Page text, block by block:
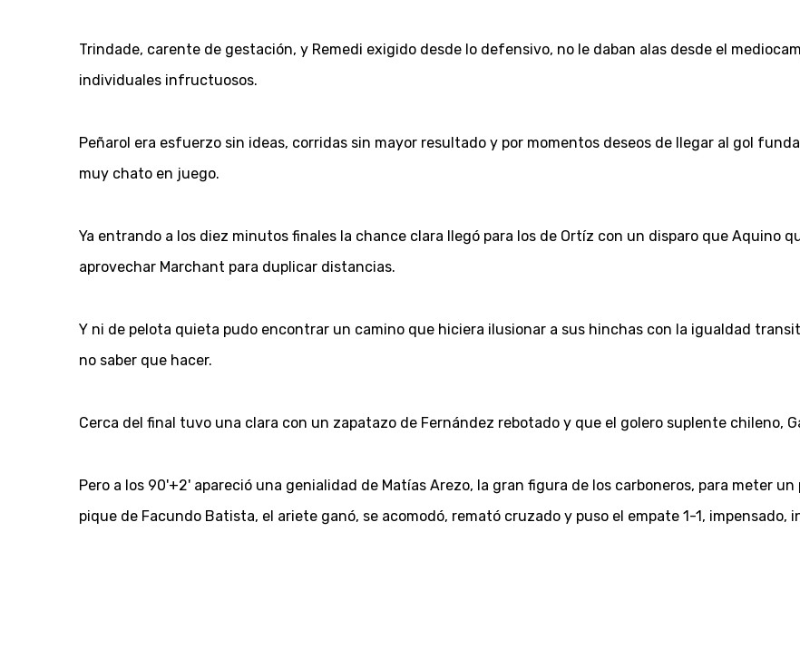
Trindade, carente de gestación, y Remedi exigido desde lo defensivo, no le daban alas desde el
individuales infructuosos.
Peñarol era esfuerzo sin ideas, corridas sin mayor resultado y por momentos deseos de llegar al gol
muy chato en juego.
Ya entrando a los diez minutos finales la chance clara llegó para los de Ortíz con un disparo que Aquino
aprovechar Marchant para duplicar distancias.
Y ni de pelota quieta pudo encontrar un camino que hiciera ilusionar a sus hinchas con la igualdad
no saber que hacer.
Cerca del final tuvo una clara con un zapatazo de Fernández rebotado y que el golero suplente chileno,
Pero a los 90'+2' apareció una genialidad de Matías Arezo, la gran figura de los carboneros, para meter
pique de Facundo Batista, el ariete ganó, se acomodó, remató cruzado y puso el empate 1-1, impensado,